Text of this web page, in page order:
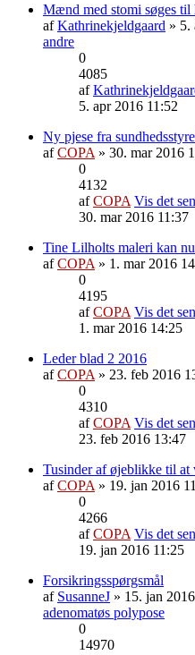
Mænd med stomi søges
afKathrinekjeldgaard » 5.
andre
0
4085
af
5. apr 2016 11:52
Ny pjese fra
afCOPA » 30. mar 2016
0
4132
afCOPA Vis det
30. mar 2016 11:37
Tine Lilholts maleri kan
afCOPA » 1. mar 2016
0
4195
afCOPA Vis det
1. mar 2016 14:25
Leder blad 2 2016
afCOPA » 23. feb 2016
0
4310
afCOPA Vis det
23. feb 2016 13:47
Tusinder af øjeblikke til
afCOPA » 19. jan 2016
0
4266
afCOPA Vis det
19. jan 2016 11:25
Forsikringsspørgsmål
af SusanneJ » 15. jan
adenomatøs polypose
0
14970